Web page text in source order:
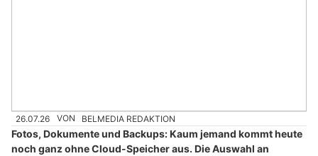
26.07.26 VON BELMEDIA REDAKTION
Fotos, Dokumente und Backups: Kaum jemand kommt heute
noch ganz ohne Cloud-Speicher aus. Die Auswahl an